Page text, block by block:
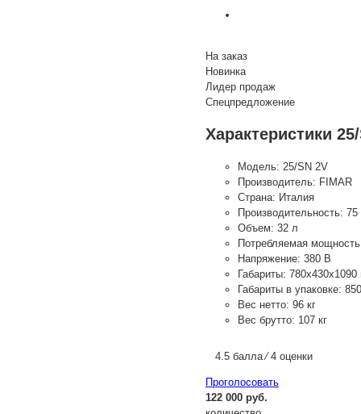
На заказ
Новинка
Лидер продаж
Спецпредложение
Характеристики
Модель: 25/SN 2V
Производитель: FIMAR
Страна: Италия
Производительность: 75
Объем: 32 л
Потребляемая
Напряжение: 380 В
Габариты:
Габариты в упаковке:
Вес нетто: 96 кг
Вес брутто: 107 кг
4.5 балла ⁄ 4 оценки
Проголосовать
122 000 руб.